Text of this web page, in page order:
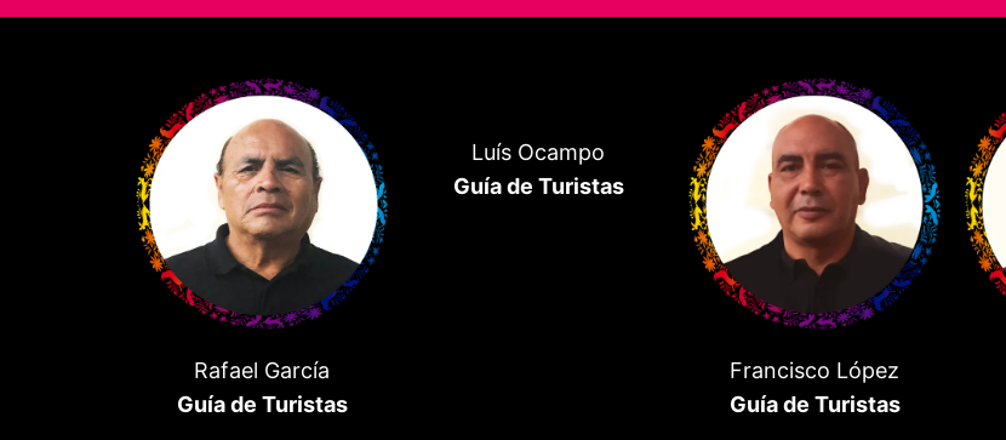
Rafael García
Guía de Turistas
Luís Ocampo
Guía de Turistas
Francisco López
Guía de Turistas